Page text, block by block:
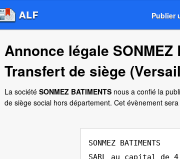
Publier
Annonce légale SONMEZ
Transfert de siège
La société SONMEZ BATIMENTS nous a confié la
de siège social hors département. Cet évènement
SONMEZ BATIMENTS
SARL au capital de